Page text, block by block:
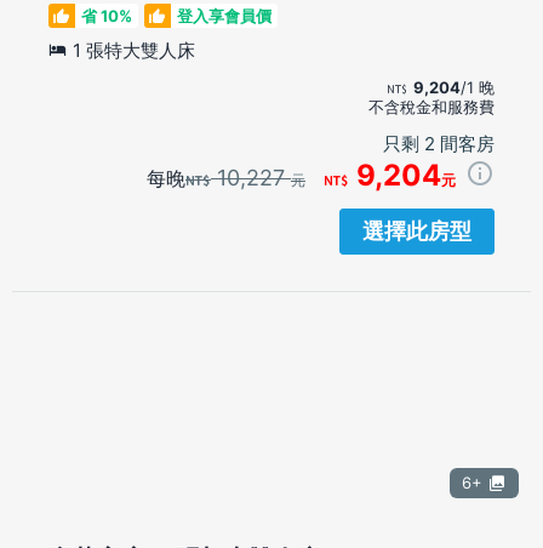
省 10% 登入享會員價
1 張特大雙人床
9,204/1 晚
不含稅金和服務費
只剩 2 間客房
每晚 10,227元 9,204元
選擇此房型
6+